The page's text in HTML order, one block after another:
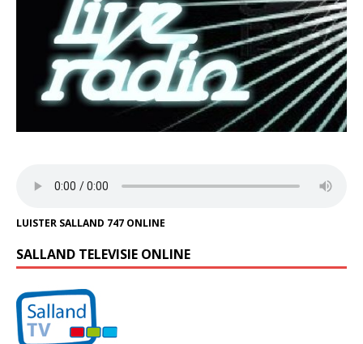
LUISTER SALLAND 747 ONLINE
SALLAND TELEVISIE ONLINE